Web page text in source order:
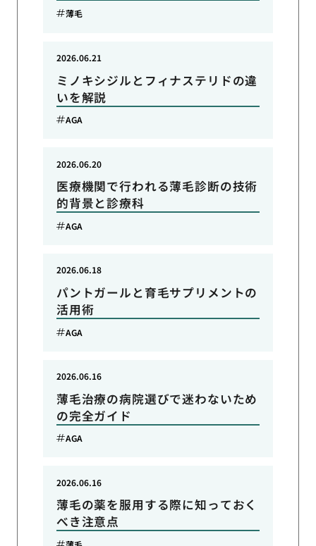
薄毛
ミノキシジルとフィナステリドの違
いを解説
2026.06.21
AGA
医療機関で行われる薄毛診断の技術
的背景と診療科
2026.06.20
AGA
パントガールと育毛サプリメントの
活用術
2026.06.18
AGA
薄毛治療の病院選びで迷わないため
の完全ガイド
2026.06.16
AGA
薄毛の薬を服用する際に知っておく
べき注意点
2026.06.16